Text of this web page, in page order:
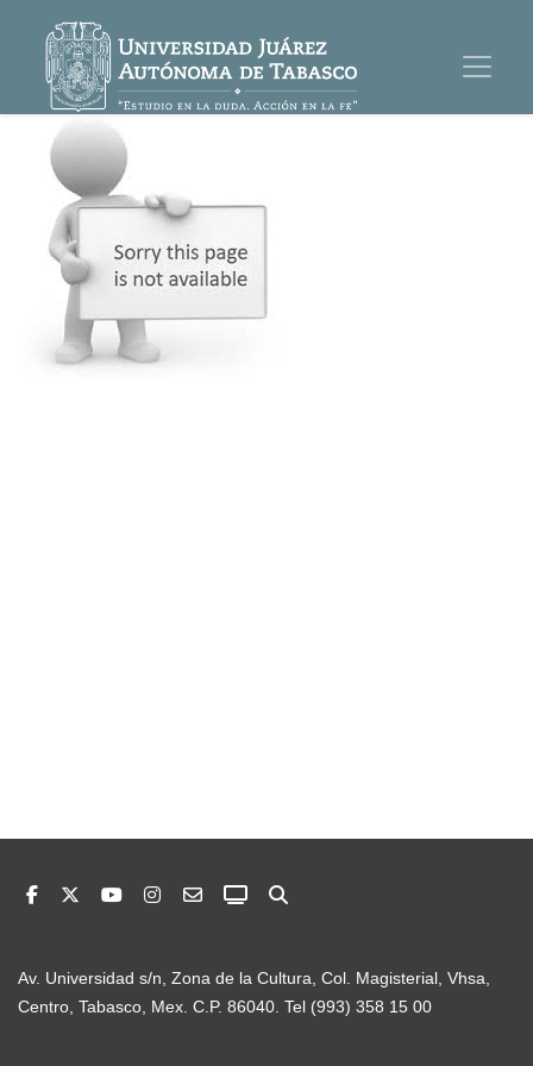
Av. Universidad s/n, Zona de la Cultura, Col. Magisterial, Vhsa,
Centro, Tabasco, Mex. C.P. 86040. Tel (993) 358 15 00